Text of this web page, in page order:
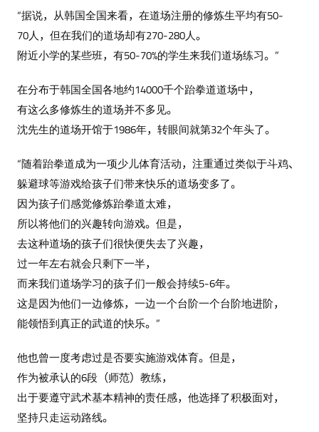
“据说，从韩国全国来看，在道场注册的修炼生平均有50-
70人，但在我们的道场却有270-280人。
附近小学的某些班，有50-70%的学生来我们道场练习。”
在分布于韩国全国各地约14000千个跆拳道道场中，
有这么多修炼生的道场并不多见。
沈先生的道场开馆于1986年，转眼间就第32个年头了。
“随着跆拳道成为一项少儿体育活动，注重通过类似于斗鸡、
躲避球等游戏给孩子们带来快乐的道场变多了。
因为孩子们感觉修炼跆拳道太难，
所以将他们的兴趣转向游戏。但是，
去这种道场的孩子们很快便失去了兴趣，
过一年左右就会只剩下一半，
而来我们道场学习的孩子们一般会持续5-6年。
这是因为他们一边修炼，一边一个台阶一个台阶地进阶，
能领悟到真正的武道的快乐。”
他也曾一度考虑过是否要实施游戏体育。但是，
作为被承认的6段（师范）教练，
出于要遵守武术基本精神的责任感，他选择了积极面对，
坚持只走运动路线。